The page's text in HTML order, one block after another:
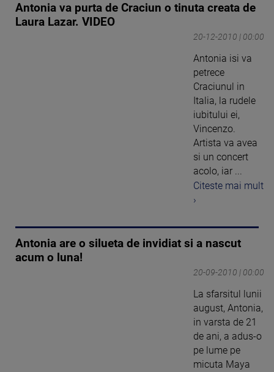
Antonia va purta de Craciun o tinuta creata de
Laura Lazar. VIDEO
20-12-2010 | 00:00
Antonia isi va
petrece
Craciunul in
Italia, la rudele
iubitului ei,
Vincenzo.
Artista va avea
si un concert
acolo, iar ...
Citeste mai mult
›
Antonia are o silueta de invidiat si a nascut
acum o luna!
20-09-2010 | 00:00
La sfarsitul lunii
august, Antonia,
in varsta de 21
de ani, a adus-o
pe lume pe
micuta Maya